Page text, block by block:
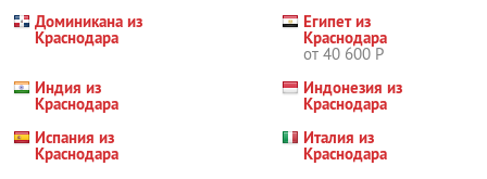
Доминикана из
Краснодара
Египет из
Краснодара
от 40 600 Р
Индия из
Краснодара
Индонезия из
Краснодара
Испания из
Краснодара
Италия из
Краснодара